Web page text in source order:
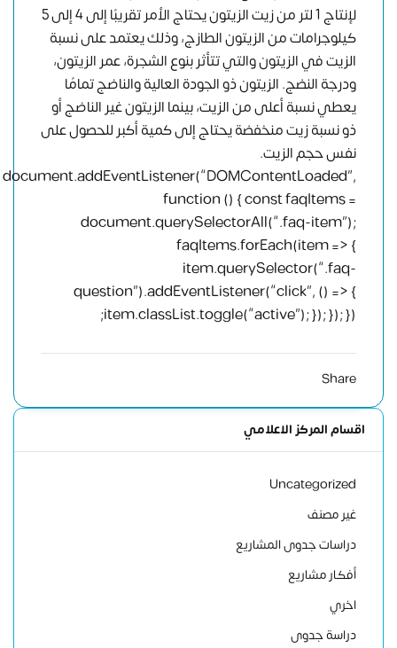
لإنتاج 1 لتر من زيت الزيتون يحتاج الأمر تقريبًا إلى 4 إلى 5
كيلوجرامات من الزيتون الطازج، وذلك يعتمد على نسبة
الزيت في الزيتون والتي تتأثر بنوع الشجرة، عمر الزيتون،
ودرجة النضج. الزيتون ذو الجودة العالية والناضج تمامًا
يعطي نسبة أعلى من الزيت، بينما الزيتون غير الناضج أو
ذو نسبة زيت منخفضة يحتاج إلى كمية أكبر للحصول على
نفس حجم الزيت.
document.addEventListener(“DOMContentLoaded”,
function () { const faqItems =
document.querySelectorAll(“.faq-item”);
faqItems.forEach(item => {
item.querySelector(“.faq-
question”).addEventListener(“click”, () => {
item.classList.toggle(“active”); }); }); });
Share
اقسام المركز الاعلامي
Uncategorized
غير مصنف
دراسات جدوى المشاريع
أفكار مشاريع
اخري
دراسة جدوى